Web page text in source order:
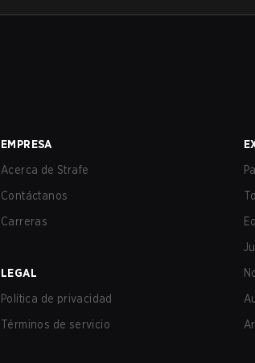
EMPRESA
Acerca de Strafe
Contáctanos
Carreras
LEGAL
Política de privacidad
Términos de servicio